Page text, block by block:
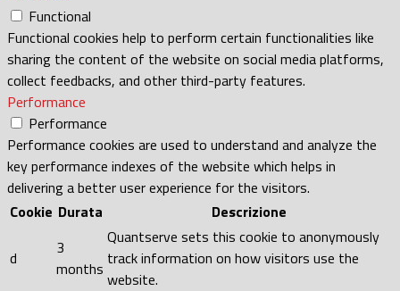
Functional
Functional cookies help to perform certain functionalities like
sharing the content of the website on social media platforms,
collect feedbacks, and other third-party features.
Performance
Performance
Performance cookies are used to understand and analyze the
key performance indexes of the website which helps in
delivering a better user experience for the visitors.
Cookie Durata Descrizione
d
3
months
Quantserve sets this cookie to anonymously
track information on how visitors use the
website.